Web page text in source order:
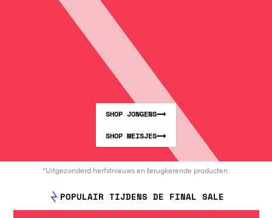
SHOP JONGENS
SHOP MEISJES
*Uitgezonderd herfstnieuws en terugkerende producten.
POPULAIR TIJDENS DE FINAL SALE